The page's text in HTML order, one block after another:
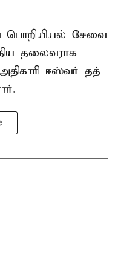
பொறியியல் சேவை
தலைவராக
ஈஸ்வர் தத்